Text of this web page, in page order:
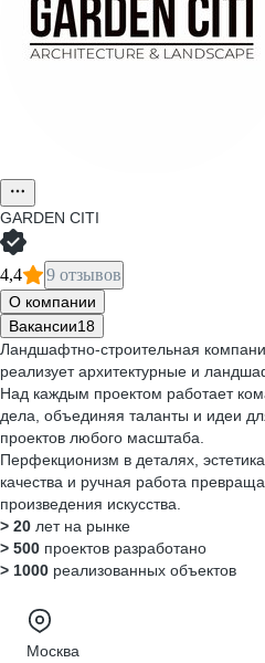
GARDEN CITI
4,4 9 отзывов
О компании
Вакансии18
Ландшафтно-строительная
реализует архитектурные и
Над каждым проектом работает
дела, объединяя таланты и идеи
проектов любого масштаба.
Перфекционизм в деталях,
качества и ручная работа
произведения искусства.
> 20 лет на рынке
> 500 проектов разработано
> 1000 реализованных объектов
Москва